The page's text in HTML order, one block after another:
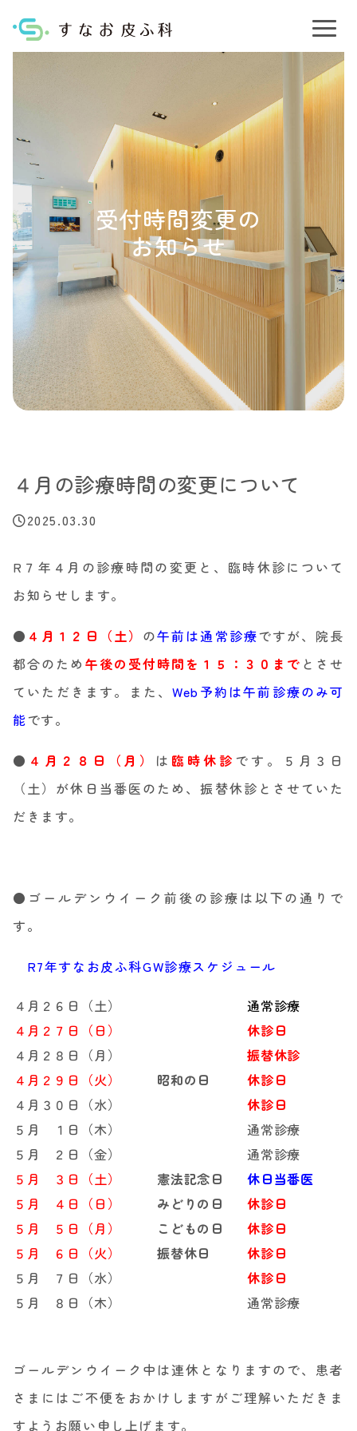
受付時間変更の
お知らせ
４月の診療時間の変更について
2025.03.30
R７年４月の診療時間の変更と、臨時休診について
お知らせします。
● ４月１２日（土） の午前は通常診療ですが、院長
都合のため 午後の受付時間を１５：３０まで とさせ
ていただきます。また、Web予約は午前診療のみ可
能です。
● ４月２８日（月） は 臨時休診 です。５月３日
（土）が休日当番医のため、振替休診とさせていた
だきます。
●ゴールデンウイーク前後の診療は以下の通りで
す。
R7年すなお皮ふ科GW診療スケジュール
４月２６日（土）
通常診療
４月２７日（日）
休診日
４月２８日（月）
振替休診
４月２９日（火）
昭和の日
休診日
４月３０日（水）
休診日
５月 １日（木）
通常診療
５月 ２日（金）
通常診療
５月 ３日（土）
憲法記念日
休日当番医
５月 ４日（日）
みどりの日
休診日
５月 ５日（月）
こどもの日
休診日
５月 ６日（火）
振替休日
休診日
５月 ７日（水）
休診日
５月 ８日（木）
通常診療
ゴールデンウイーク中は連休となりますので、患者
さまにはご不便をおかけしますがご理解いただきま
すようお願い申し上げます。